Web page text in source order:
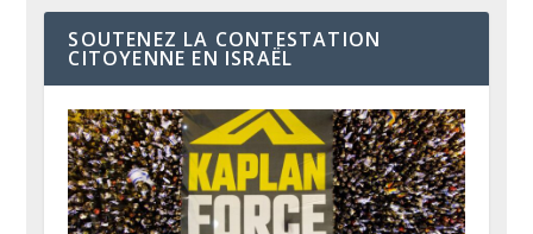
SOUTENEZ LA CONTESTATION
CITOYENNE EN ISRAËL